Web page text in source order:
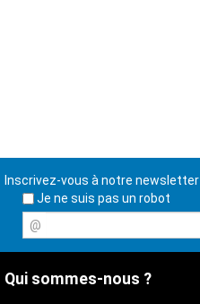
Inscrivez-vous à notre newsletter
Je ne suis pas un robot
@
Qui sommes-nous ?